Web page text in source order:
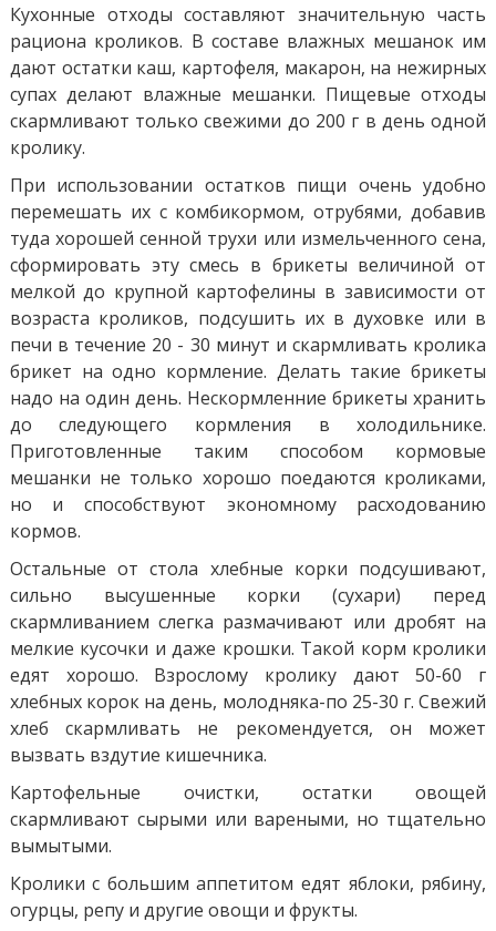
Кухонные отходы составляют значительную часть
рациона кроликов. В составе влажных мешанок им
дают остатки каш, картофеля, макарон, на нежирных
супах делают влажные мешанки. Пищевые отходы
скармливают только свежими до 200 г в день одной
кролику.
При использовании остатков пищи очень удобно
перемешать их с комбикормом, отрубями, добавив
туда хорошей сенной трухи или измельченного сена,
сформировать эту смесь в брикеты величиной от
мелкой до крупной картофелины в зависимости от
возраста кроликов, подсушить их в духовке или в
печи в течение 20 - 30 минут и скармливать кролика
брикет на одно кормление. Делать такие брикеты
надо на один день. Нескормленние брикеты хранить
до следующего кормления в холодильнике.
Приготовленные таким способом кормовые
мешанки не только хорошо поедаются кроликами,
но и способствуют экономному расходованию
кормов.
Остальные от стола хлебные корки подсушивают,
сильно высушенные корки (сухари) перед
скармливанием слегка размачивают или дробят на
мелкие кусочки и даже крошки. Такой корм кролики
едят хорошо. Взрослому кролику дают 50-60 г
хлебных корок на день, молодняка-по 25-30 г. Свежий
хлеб скармливать не рекомендуется, он может
вызвать вздутие кишечника.
Картофельные очистки, остатки овощей
скармливают сырыми или вареными, но тщательно
вымытыми.
Кролики с большим аппетитом едят яблоки, рябину,
огурцы, репу и другие овощи и фрукты.